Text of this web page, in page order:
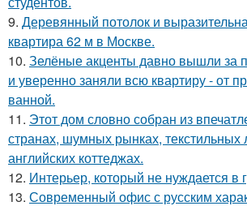
9. Деревянный потолок и
квартира 62 м в Москве.
10. Зелёные акценты давно вышли за
и уверенно заняли всю квартиру - от
ванной.
11. Этот дом словно собран из
странах, шумных рынках, текстильных
английских коттеджах.
12. Интерьер, который не нуждается в
13. Современный офис с русским